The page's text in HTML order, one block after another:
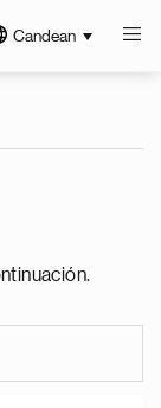
Candean